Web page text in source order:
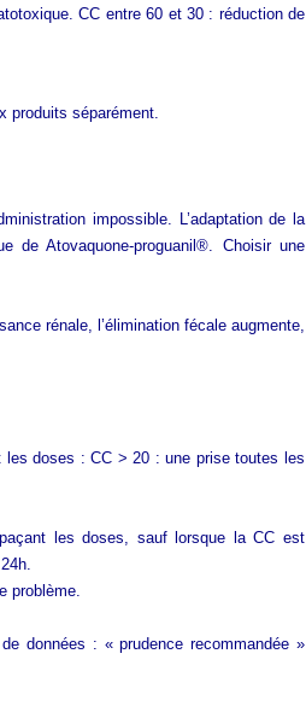
CC entre 60 et 30 : réduction de
produits séparément.
impossible. L’adaptation de la
de Atovaquone-proguanil®. Choisir une
rénale, l’élimination fécale augmente,
les doses : CC > 20 : une prise toutes les
les doses, sauf lorsque la CC est
problème.
données : « prudence recommandée »